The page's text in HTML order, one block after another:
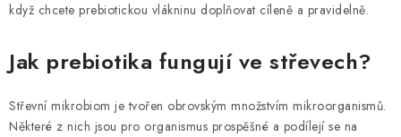
když chcete prebiotickou vlákninu doplňovat cíleně a pravidelně.
Jak prebiotika fungují ve střevech?
Střevní mikrobiom je tvořen obrovským množstvím mikroorganismů.
Některé z nich jsou pro organismus prospěšné a podílejí se na